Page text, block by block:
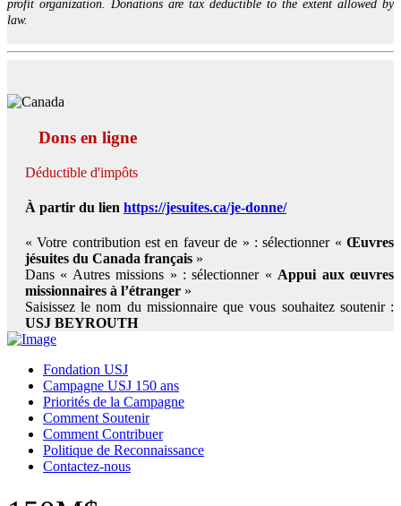
profit organization. Donations are tax deductible to the extent allowed by
law.
Dons en ligne
Déductible d'impôts
À partir du lien https://jesuites.ca/je-donne/
« Votre contribution est en faveur de » : sélectionner « Œuvres
jésuites du Canada français »
Dans « Autres missions » : sélectionner « Appui aux œuvres
missionnaires à l’étranger »
Saisissez le nom du missionnaire que vous souhaitez soutenir :
USJ BEYROUTH
Fondation USJ
Campagne USJ 150 ans
Priorités de la Campagne
Comment Soutenir
Comment Contribuer
Politique de Reconnaissance
Contactez-nous